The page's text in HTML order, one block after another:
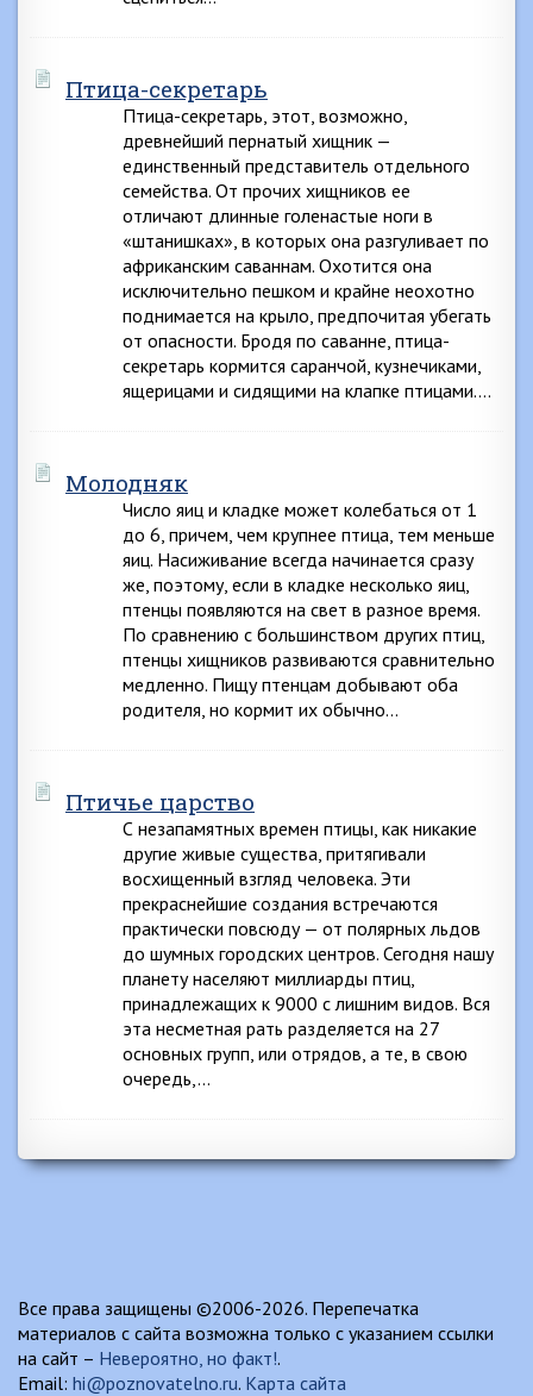
Птица-секретарь
Птица-секретарь, этот, возможно,
древнейший пернатый хищник —
единственный представитель отдельного
семейства. От прочих хищников ее
отличают длинные голенастые ноги в
«штанишках», в которых она разгуливает по
африканским саваннам. Охотится она
исключительно пешком и крайне неохотно
поднимается на крыло, предпочитая убегать
от опасности. Бродя по саванне, птица-
секретарь кормится саранчой, кузнечиками,
ящерицами и сидящими на клапке птицами….
Молодняк
Число яиц и кладке может колебаться от 1
до 6, причем, чем крупнее птица, тем меньше
яиц. Насиживание всегда начинается сразу
же, поэтому, если в кладке несколько яиц,
птенцы появляются на свет в разное время.
По сравнению с большинством других птиц,
птенцы хищников развиваются сравнительно
медленно. Пищу птенцам добывают оба
родителя, но кормит их обычно…
Птичье царство
С незапамятных времен птицы, как никакие
другие живые существа, притягивали
восхищенный взгляд человека. Эти
прекраснейшие создания встречаются
практически повсюду — от полярных льдов
до шумных городских центров. Сегодня нашу
планету населяют миллиарды птиц,
принадлежащих к 9000 с лишним видов. Вся
эта несметная рать разделяется на 27
основных групп, или отрядов, а те, в свою
очередь,…
Все права защищены ©2006-2026. Перепечатка
материалов с сайта возможна только с указанием ссылки
на сайт – Невероятно, но факт!.
Email: hi@poznovatelno.ru. Карта сайта